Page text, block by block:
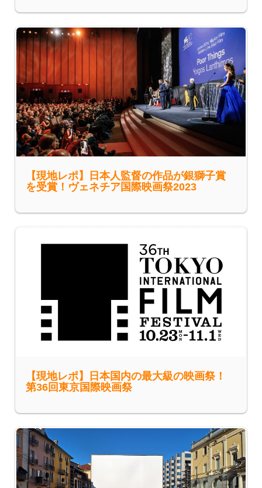
【現地レポ】日本人監督の作品が銀獅子賞
を受賞！ヴェネチア国際映画祭2023
【現地レポ】日本国内の最大級の映画祭！
第36回東京国際映画祭